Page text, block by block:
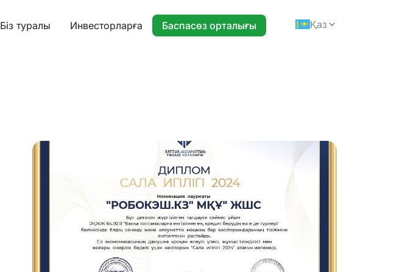
Біз туралы Инвесторларға Баспасөз орталығы Қаз